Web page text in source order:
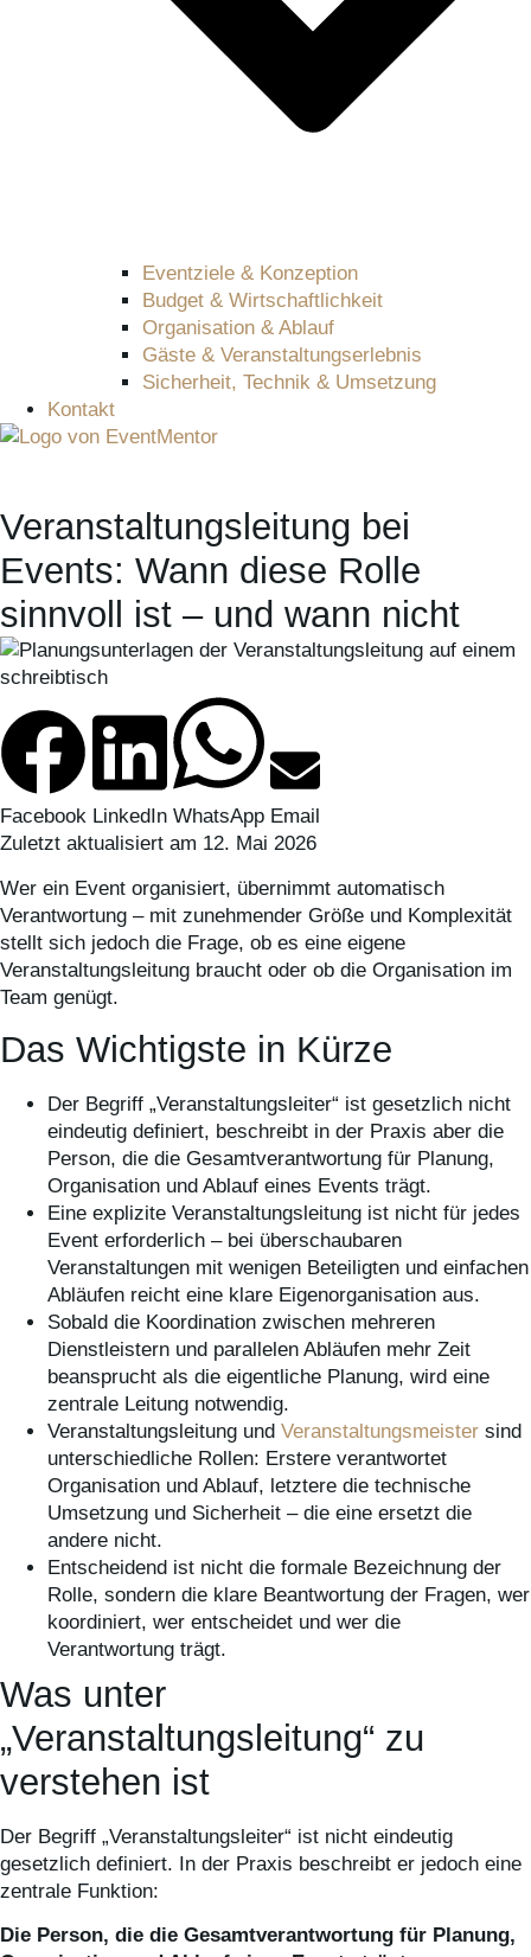
Eventziele & Konzeption
Budget & Wirtschaftlichkeit
Organisation & Ablauf
Gäste & Veranstaltungserlebnis
Sicherheit, Technik & Umsetzung
Kontakt
Veranstaltungsleitung bei
Events: Wann diese Rolle
sinnvoll ist – und wann nicht
Facebook LinkedIn WhatsApp Email
Zuletzt aktualisiert am 12. Mai 2026
Wer ein Event organisiert, übernimmt automatisch
Verantwortung – mit zunehmender Größe und Komplexität
stellt sich jedoch die Frage, ob es eine eigene
Veranstaltungsleitung braucht oder ob die Organisation im
Team genügt.
Das Wichtigste in Kürze
Der Begriff „Veranstaltungsleiter“ ist gesetzlich nicht
eindeutig definiert, beschreibt in der Praxis aber die
Person, die die Gesamtverantwortung für Planung,
Organisation und Ablauf eines Events trägt.
Eine explizite Veranstaltungsleitung ist nicht für jedes
Event erforderlich – bei überschaubaren
Veranstaltungen mit wenigen Beteiligten und einfachen
Abläufen reicht eine klare Eigenorganisation aus.
Sobald die Koordination zwischen mehreren
Dienstleistern und parallelen Abläufen mehr Zeit
beansprucht als die eigentliche Planung, wird eine
zentrale Leitung notwendig.
Veranstaltungsleitung und Veranstaltungsmeister sind
unterschiedliche Rollen: Erstere verantwortet
Organisation und Ablauf, letztere die technische
Umsetzung und Sicherheit – die eine ersetzt die
andere nicht.
Entscheidend ist nicht die formale Bezeichnung der
Rolle, sondern die klare Beantwortung der Fragen, wer
koordiniert, wer entscheidet und wer die
Verantwortung trägt.
Was unter
„Veranstaltungsleitung“ zu
verstehen ist
Der Begriff „Veranstaltungsleiter“ ist nicht eindeutig
gesetzlich definiert. In der Praxis beschreibt er jedoch eine
zentrale Funktion:
Die Person, die die Gesamtverantwortung für Planung,